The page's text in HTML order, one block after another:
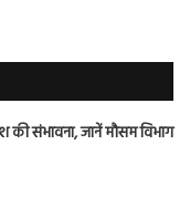
संभावना, जानें मौसम विभाग